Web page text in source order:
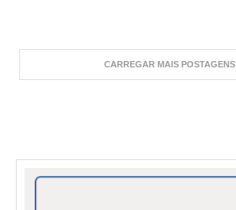
CARREGAR MAIS POSTAGENS